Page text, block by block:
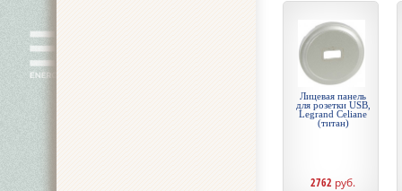
Лицевая панель
для розетки USB,
Legrand Celiane
(титан)
2762 руб.